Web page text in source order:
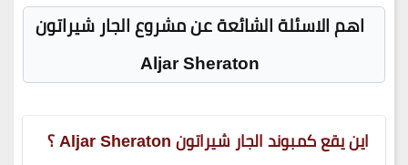
اهم الاسئلة الشائعة عن مشروع الجار شيراتون
Aljar Sheraton
اين يقع كمبوند الجار شيراتون Aljar Sheraton ؟